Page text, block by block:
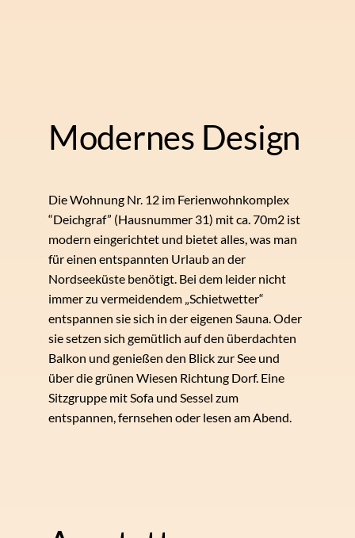
Modernes Design
Die Wohnung Nr. 12 im Ferienwohnkomplex
“Deichgraf” (Hausnummer 31) mit ca. 70m2 ist
modern eingerichtet und bietet alles, was man
für einen entspannten Urlaub an der
Nordseeküste benötigt. Bei dem leider nicht
immer zu vermeidendem „Schietwetter“
entspannen sie sich in der eigenen Sauna. Oder
sie setzen sich gemütlich auf den überdachten
Balkon und genießen den Blick zur See und
über die grünen Wiesen Richtung Dorf. Eine
Sitzgruppe mit Sofa und Sessel zum
entspannen, fernsehen oder lesen am Abend.